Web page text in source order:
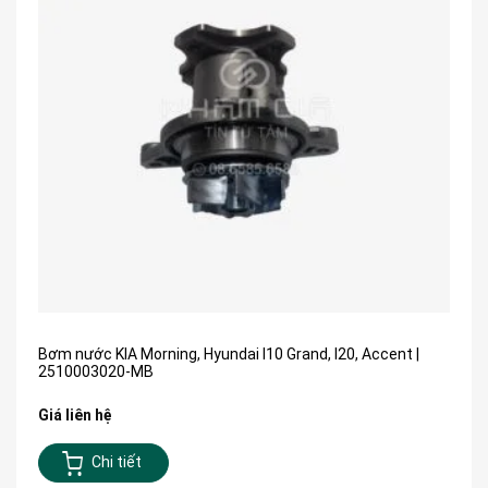
Bơm nước KIA Morning, Hyundai I10 Grand, I20, Accent |
2510003020-MB
Giá liên hệ
Chi tiết